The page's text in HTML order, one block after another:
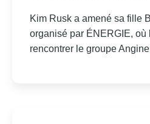
Kim Rusk a amené sa fille
organisé par ÉNERGIE, où
rencontrer le groupe